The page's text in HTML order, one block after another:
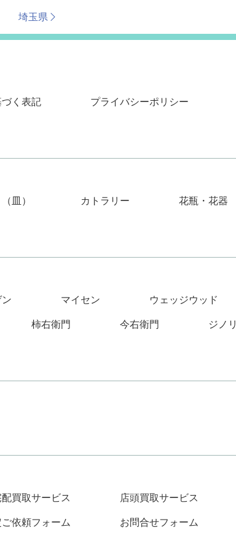
埼玉県
く表記
プライバシーポリシー
皿） カトラリー
花瓶・花器
マイセン
ウェッジウッド
柿右衛門 今右衛門
ジノリ
買取サービス
店頭買取サービス
依頼フォーム お問合せフォーム